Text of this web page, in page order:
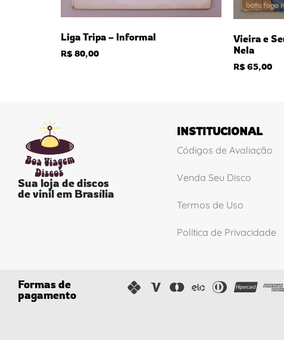
Liga Tripa – Informal
R$80,00
Vieira e
Nela
R$65,00
Sua loja de discos
de vinil em Brasília
INSTITUCIONAL
Códigos de Avaliação
Venda Seu Disco
Termos de Uso
Política de Privacidade
Formas de
pagamento